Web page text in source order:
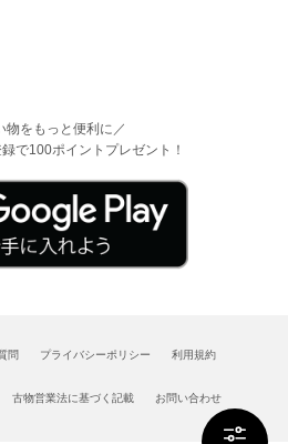
物をもっと便利に／
で100ポイントプレゼント！
問 プライバシーポリシー 利用規約
古物営業法に基づく記載 お問い合わせ